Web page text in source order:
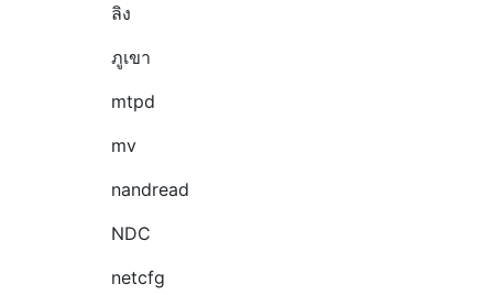
ลิง
ภูเขา
mtpd
mv
nandread
NDC
netcfg